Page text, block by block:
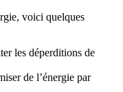
voici quelques
les déperditions de
de l’énergie par